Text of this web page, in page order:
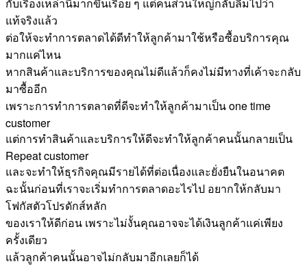
กับเรื่องเหล่านี้มากขึ้นเรื่อย ๆ แต่คนส่วนใหญ่กลับลืมไปว่า
แท้จริงแล้ว
ต่อให้จะทำการตลาดได้ดีทำให้ลูกค้ามาใช้หรือซื้อบริการคุณ
มากแค่ไหน
หากสินค้าและบริการของคุณไม่ดีแล้วก็คงไม่มีทางที่เค้าจะกลับ
มาซื้ออีก
เพราะการทำการตลาดที่ดีจะทำให้ลูกค้ามาเป็น one time
customer
แต่การทำสินค้าและบริการให้ดีจะทำให้ลูกค้าคนนั้นกลายเป็น
Repeat customer
และจะทำให้ธุรกิจคุณมีรายได้ที่ต่อเนื่องและยั่งยืนในอนาคต
ฉะนั้นก่อนที่เราจะเริ่มทำการตลาดอะไรไป อยากให้กลับมา
โฟกัสตัวโปรดักส์หลัก
ของเราให้ดีก่อน เพราะไม่งั้นคุณอาจจะได้เงินลูกค้าแค่เพียง
ครั้งเดียว
แล้วลูกค้าคนนั้นอาจไม่กลับมาอีกเลยก็ได้